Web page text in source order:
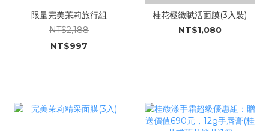
限量完美苿莉旅行組
NT$2,188
NT$997
桂花極緻賦活面膜(3入裝)
NT$1,080